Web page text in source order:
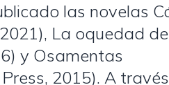
las novelas
La oquedad
y Osamentas
2015). A